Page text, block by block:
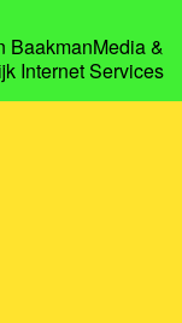
BaakmanMedia&
Internet Services